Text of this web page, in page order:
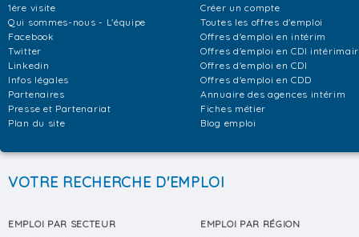
1ère visite
Qui sommes-nous - L'équipe
Facebook
Twitter
Linkedin
Infos légales
Partenaires
Presse et Partenariat
Plan du site
Créer un compte
Toutes les offres d'emploi
Offres d'emploi en intérim
Offres d'emploi en CDI
Offres d'emploi en CDI
Offres d'emploi en CDD
Annuaire des agences intérim
Fiches métier
Blog emploi
VOTRE RECHERCHE D'EMPLOI
EMPLOI PAR SECTEUR
EMPLOI PAR RÉGION